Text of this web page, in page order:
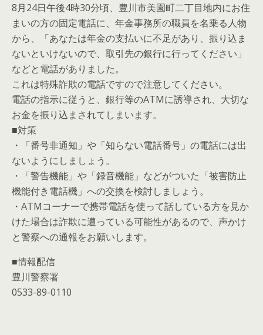
8月24日午後4時30分頃、豊川市美園町二丁目地内にお住
まいの方の固定電話に、年金事務所の職員を名乗る人物
から、「あなたは年金の支払いに不足があり、振り込ま
ないといけないので、取引先の銀行に行ってください」
などと電話がありました。
これは特殊詐欺の電話ですので注意してください。
電話の指示に従うと、銀行等のATMに誘導され、大切な
お金を振り込まされてしまいます。
■対策
・「番号非通知」や「知らない電話番号」の電話には出
ないようにしましょう。
・「警告機能」や「録音機能」などがついた「被害防止
機能付き電話機」への交換を検討しましょう。
・ATMコーナーで携帯電話を使って話している方を見か
けた場合は詐欺に遭っている可能性があるので、声かけ
と警察への通報をお願いします。
■情報配信
豊川警察署
0533-89-0110